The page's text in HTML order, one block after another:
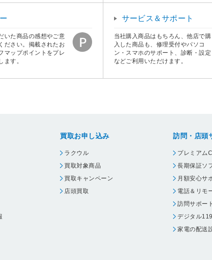
いた商品の感想やご意
ださい。掲載されたお
マップポイントをプレ
ます。
サービス＆サポート
当社購入商品はもちろん、他店で購
入した商品も、修理受付やパソコ
ン・スマホのサポート、診断・設定
などご利用いただけます。
買取お申し込み
ラクウル
買取対象商品
買取キャンペーン
店頭買取
訪問・店頭
プレミアム
長期保証ソ
月額安心サ
電話＆リモ
訪問サポート
デジタル119
家電の配送